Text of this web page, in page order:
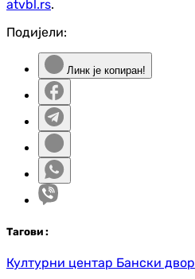
atvbl.rs.
Подијели:
Линк је копиран!
Тагови :
Културни центар Бански двор